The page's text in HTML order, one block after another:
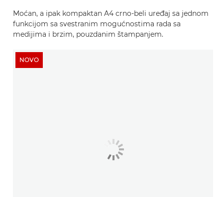
Moćan, a ipak kompaktan A4 crno-beli uređaj sa jednom
funkcijom sa svestranim mogućnostima rada sa
medijima i brzim, pouzdanim štampanjem.
NOVO